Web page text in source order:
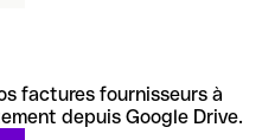
factures fournisseurs à
depuis Google Drive.